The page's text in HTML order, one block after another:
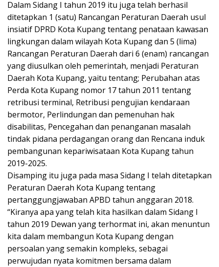
Dalam Sidang I tahun 2019 itu juga telah berhasil
ditetapkan 1 (satu) Rancangan Peraturan Daerah usul
insiatif DPRD Kota Kupang tentang penataan kawasan
lingkungan dalam wilayah Kota Kupang dan 5 (lima)
Rancangan Peraturan Daerah dari 6 (enam) rancangan
yang diusulkan oleh pemerintah, menjadi Peraturan
Daerah Kota Kupang, yaitu tentang; Perubahan atas
Perda Kota Kupang nomor 17 tahun 2011 tentang
retribusi terminal, Retribusi pengujian kendaraan
bermotor, Perlindungan dan pemenuhan hak
disabilitas, Pencegahan dan penanganan masalah
tindak pidana perdagangan orang dan Rencana induk
pembangunan kepariwisataan Kota Kupang tahun
2019-2025.
Disamping itu juga pada masa Sidang I telah ditetapkan
Peraturan Daerah Kota Kupang tentang
pertanggungjawaban APBD tahun anggaran 2018.
“Kiranya apa yang telah kita hasilkan dalam Sidang I
tahun 2019 Dewan yang terhormat ini, akan menuntun
kita dalam membangun Kota Kupang dengan
persoalan yang semakin kompleks, sebagai
perwujudan nyata komitmen bersama dalam